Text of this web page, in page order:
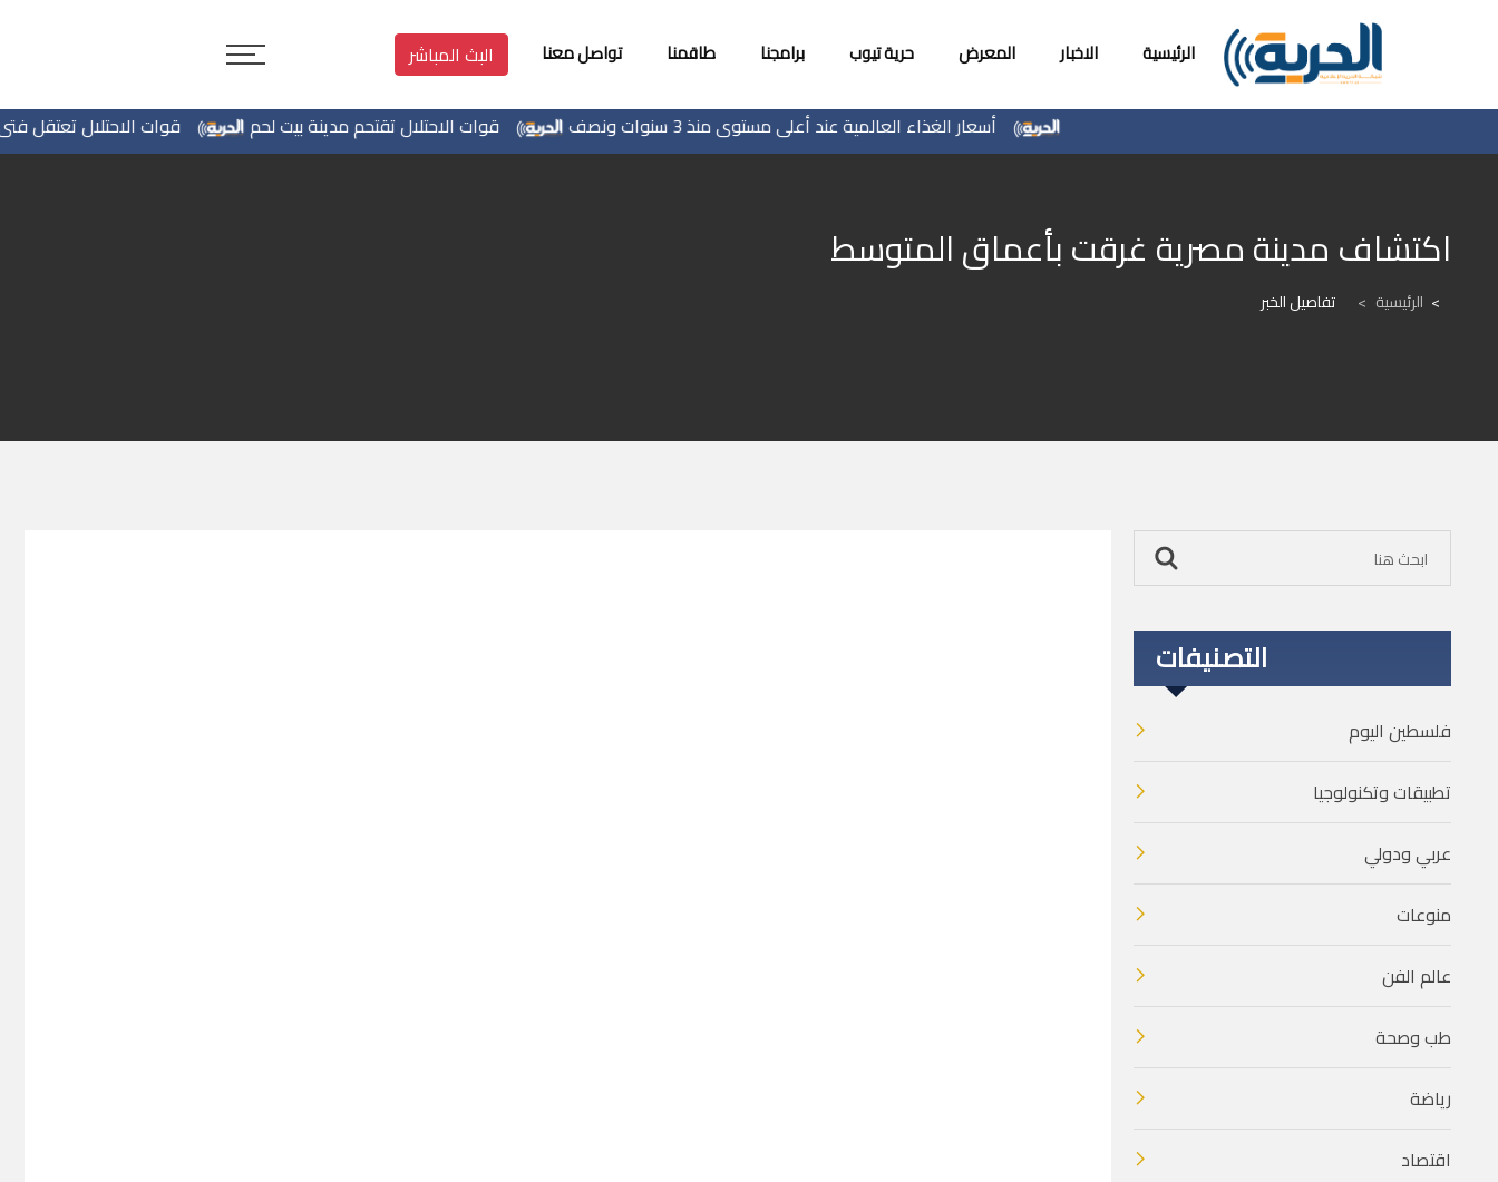
الرئيسية الاخبار المعرض حرية تيوب برامجنا طاقمنا تواصل معنا البث المباشر
قوات الاحتلال تعتقل فتى قوات الاحتلال تقتحم مدينة بيت لحم أسعار الغذاء العالمية عند أعلى مستوى منذ 3 سنوات ونصف
اكتشاف مدينة مصرية غرقت بأعماق المتوسط
الرئيسية > تفاصيل الخبر
التصنيفات
فلسطين اليوم
تطبيقات وتكنولوجيا
عربي ودولي
منوعات
عالم الفن
طب وصحة
رياضة
اقتصاد